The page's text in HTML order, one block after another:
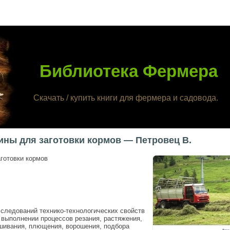
Библиотека Фермера
Скачать / купить книги для фермера и садовода.
для заготовки кормов — Петровец В.
кормов
технико-технологических свойств
процессов резания, растяжения,
плющения, ворошения, подбора